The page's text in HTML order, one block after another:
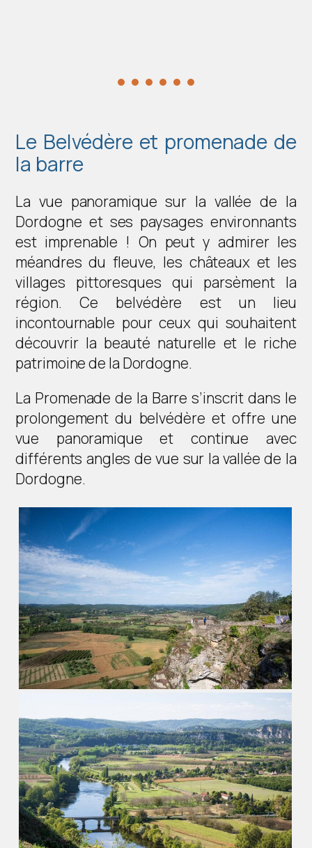
Le Belvédère et promenade de
la barre
La vue panoramique sur la vallée de la
Dordogne et ses paysages environnants
est imprenable ! On peut y admirer les
méandres du fleuve, les châteaux et les
villages pittoresques qui parsèment la
région. Ce belvédère est un lieu
incontournable pour ceux qui souhaitent
découvrir la beauté naturelle et le riche
patrimoine de la Dordogne.
La Promenade de la Barre s’inscrit dans le
prolongement du belvédère et offre une
vue panoramique et continue avec
différents angles de vue sur la vallée de la
Dordogne.